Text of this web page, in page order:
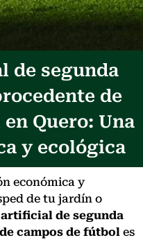
de segunda
de
Quero: Una
y ecológica
económica y
de tu jardín o
de segunda
campos de fútbol es